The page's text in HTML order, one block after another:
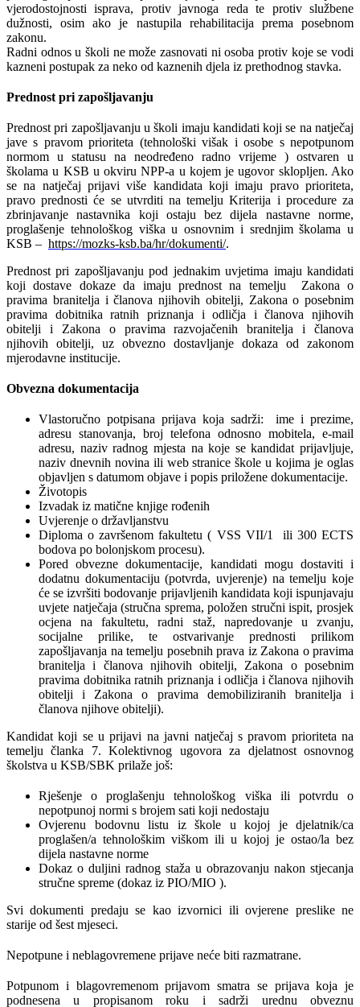
vjerodostojnosti isprava, protiv javnoga reda te protiv službene
dužnosti, osim ako je nastupila rehabilitacija prema posebnom
zakonu.
Radni odnos u školi ne može zasnovati ni osoba protiv koje se vodi
kazneni postupak za neko od kaznenih djela iz prethodnog stavka.
Prednost pri zapošljavanju
Prednost pri zapošljavanju u školi imaju kandidati koji se na natječaj
jave s pravom prioriteta (tehnološki višak i osobe s nepotpunom
normom u statusu na neodređeno radno vrijeme ) ostvaren u
školama u KSB u okviru NPP-a u kojem je ugovor sklopljen. Ako
se na natječaj prijavi više kandidata koji imaju pravo prioriteta,
pravo prednosti će se utvrditi na temelju Kriterija i procedure za
zbrinjavanje nastavnika koji ostaju bez dijela nastavne norme,
proglašenje tehnološkog viška u osnovnim i srednjim školama u
KSB – https://mozks-ksb.ba/hr/dokumenti/.
Prednost pri zapošljavanju pod jednakim uvjetima imaju kandidati
koji dostave dokaze da imaju prednost na temelju Zakona o
pravima branitelja i članova njihovih obitelji, Zakona o posebnim
pravima dobitnika ratnih priznanja i odličja i članova njihovih
obitelji i Zakona o pravima razvojačenih branitelja i članova
njihovih obitelji, uz obvezno dostavljanje dokaza od zakonom
mjerodavne institucije.
Obvezna dokumentacija
Vlastoručno potpisana prijava koja sadrži:
ime i prezime,
adresu stanovanja, broj telefona odnosno mobitela, e-mail
adresu, naziv radnog mjesta na koje se kandidat prijavljuje,
naziv dnevnih novina ili web stranice škole u kojima je oglas
objavljen s datumom objave i popis priložene dokumentacije.
Životopis
Izvadak iz matične knjige rođenih
Uvjerenje o državljanstvu
Diploma o završenom fakultetu ( VSS VII/1
ili 300 ECTS
bodova po bolonjskom procesu).
Pored obvezne dokumentacije, kandidati mogu dostaviti i
dodatnu dokumentaciju (potvrda, uvjerenje) na temelju koje
će se izvršiti bodovanje prijavljenih kandidata koji ispunjavaju
uvjete natječaja (stručna sprema, položen stručni ispit, prosjek
ocjena na fakultetu, radni staž, napredovanje u zvanju,
socijalne prilike, te ostvarivanje prednosti prilikom
zapošljavanja na temelju posebnih prava iz Zakona o pravima
branitelja i članova njihovih obitelji, Zakona o posebnim
pravima dobitnika ratnih priznanja i odličja i članova njihovih
obitelji i Zakona o pravima demobiliziranih branitelja i
članova njihove obitelji).
Kandidat koji se u prijavi na javni natječaj s pravom prioriteta na
temelju članka 7. Kolektivnog ugovora za djelatnost osnovnog
školstva u KSB/SBK prilaže još:
Rješenje o proglašenju tehnološkog viška ili potvrdu o
nepotpunoj normi s brojem sati koji nedostaju
Ovjerenu bodovnu listu iz škole u kojoj je djelatnik/ca
proglašen/a tehnološkim viškom ili u kojoj je ostao/la bez
dijela nastavne norme
Dokaz o duljini radnog staža u obrazovanju nakon stjecanja
stručne spreme (dokaz iz PIO/MIO ).
Svi dokumenti predaju se kao izvornici ili ovjerene preslike ne
starije od šest mjeseci.
Nepotpune i neblagovremene prijave neće biti razmatrane.
Potpunom i blagovremenom prijavom smatra se prijava koja je
podnesena u propisanom roku i sadrži urednu obveznu